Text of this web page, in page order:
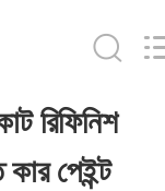
রিফিনিশ
কার পেইন্ট